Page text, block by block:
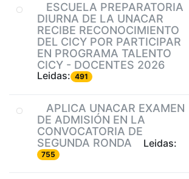
ESCUELA PREPARATORIA
DIURNA DE LA UNACAR
RECIBE RECONOCIMIENTO
DEL CICY POR PARTICIPAR
EN PROGRAMA TALENTO
CICY - DOCENTES 2026
Leidas: 491
APLICA UNACAR EXAMEN
DE ADMISIÓN EN LA
CONVOCATORIA DE
SEGUNDA RONDA
Leidas:
755